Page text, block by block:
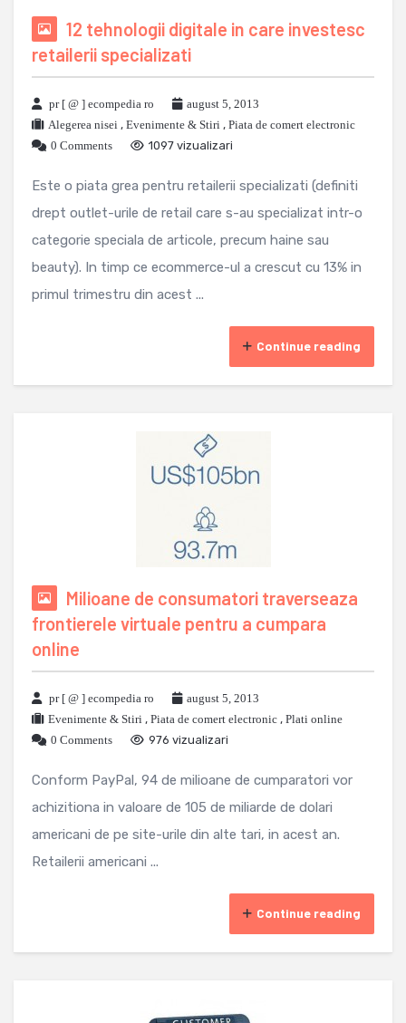
12 tehnologii digitale in care investesc
retailerii specializati
pr [ @ ] ecompedia ro
august 5, 2013
Alegerea nisei , Evenimente & Stiri , Piata de comert electronic
0 Comments
1097 vizualizari
Este o piata grea pentru retailerii specializati (definiti
drept outlet-urile de retail care s-au specializat intr-o
categorie speciala de articole, precum haine sau
beauty). In timp ce ecommerce-ul a crescut cu 13% in
primul trimestru din acest ...
Continue reading
Milioane de consumatori traverseaza
frontierele virtuale pentru a cumpara
online
pr [ @ ] ecompedia ro
august 5, 2013
Evenimente & Stiri , Piata de comert electronic , Plati online
0 Comments
976 vizualizari
Conform PayPal, 94 de milioane de cumparatori vor
achizitiona in valoare de 105 de miliarde de dolari
americani de pe site-urile din alte tari, in acest an.
Retailerii americani ...
Continue reading